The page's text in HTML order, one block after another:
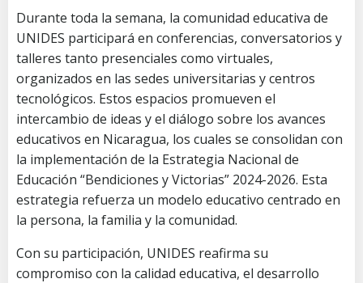
Durante toda la semana, la comunidad educativa de
UNIDES participará en conferencias, conversatorios y
talleres tanto presenciales como virtuales,
organizados en las sedes universitarias y centros
tecnológicos. Estos espacios promueven el
intercambio de ideas y el diálogo sobre los avances
educativos en Nicaragua, los cuales se consolidan con
la implementación de la Estrategia Nacional de
Educación “Bendiciones y Victorias” 2024-2026. Esta
estrategia refuerza un modelo educativo centrado en
la persona, la familia y la comunidad.
Con su participación, UNIDES reafirma su
compromiso con la calidad educativa, el desarrollo